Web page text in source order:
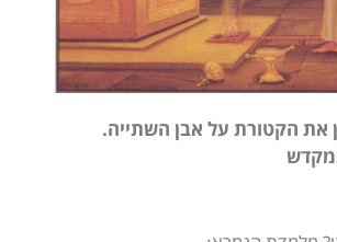
את הקטורת על אבן השתייה.